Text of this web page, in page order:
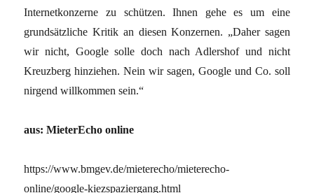
Internetkonzerne zu schützen. Ihnen gehe es um eine
grundsätzliche Kritik an diesen Konzernen. „Daher sagen
wir nicht, Google solle doch nach Adlershof und nicht
Kreuzberg hinziehen. Nein wir sagen, Google und Co. soll
nirgend willkommen sein.“
aus: MieterEcho online
https://www.bmgev.de/mieterecho/mieterecho-
online/google-kiezspaziergang.html